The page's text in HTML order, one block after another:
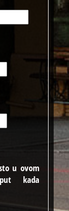
u ovom
kada